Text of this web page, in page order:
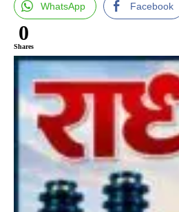
WhatsApp Facebook
0
Shares